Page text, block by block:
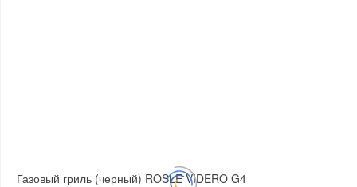
Газовый гриль (черный) ROSLE VIDERO G4